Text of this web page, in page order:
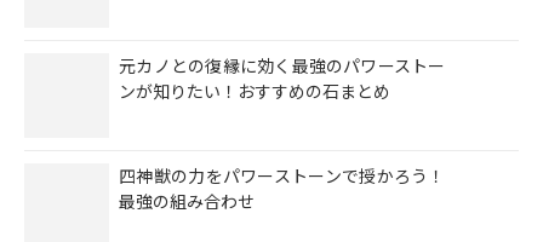
元カノとの復縁に効く最強のパワーストー
ンが知りたい！おすすめの石まとめ
四神獣の力をパワーストーンで授かろう！
最強の組み合わせ